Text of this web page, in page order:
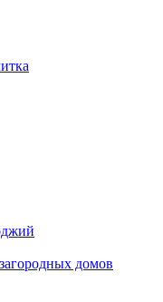
домов